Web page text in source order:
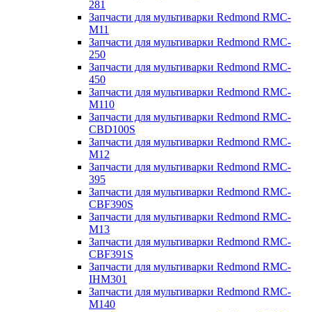
281
Запчасти для мультиварки Redmond RMC-
M11
Запчасти для мультиварки Redmond RMC-
250
Запчасти для мультиварки Redmond RMC-
450
Запчасти для мультиварки Redmond RMC-
M110
Запчасти для мультиварки Redmond RMC-
CBD100S
Запчасти для мультиварки Redmond RMC-
M12
Запчасти для мультиварки Redmond RMC-
395
Запчасти для мультиварки Redmond RMC-
CBF390S
Запчасти для мультиварки Redmond RMC-
M13
Запчасти для мультиварки Redmond RMC-
CBF391S
Запчасти для мультиварки Redmond RMC-
IHM301
Запчасти для мультиварки Redmond RMC-
M140